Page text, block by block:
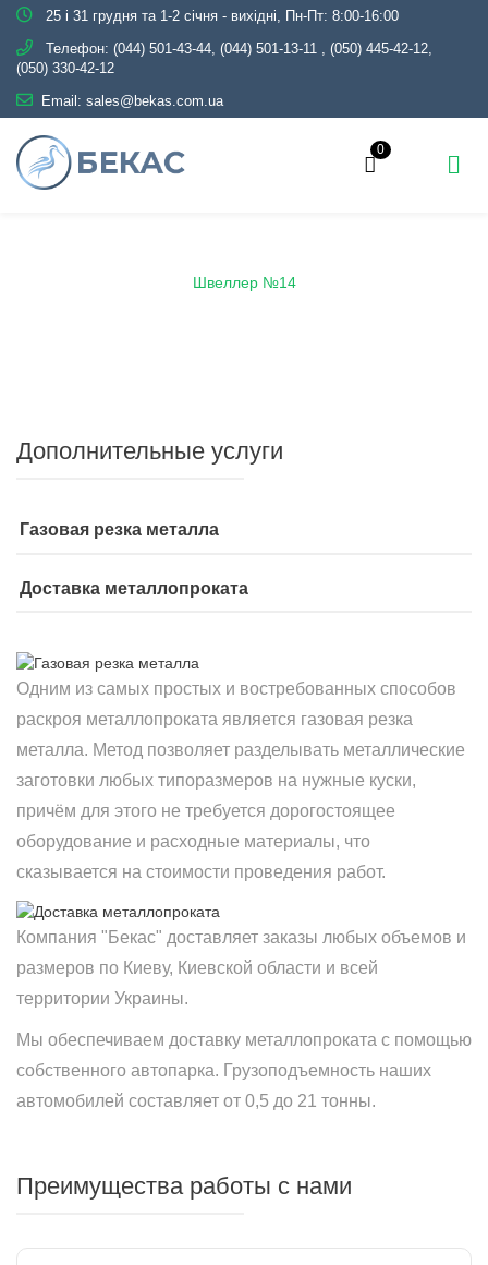
25 і 31 грудня та 1-2 січня - вихідні, Пн-Пт: 8:00-16:00
Телефон: (044) 501-43-44, (044) 501-13-11 , (050) 445-42-12,
(050) 330-42-12
Email: sales@bekas.com.ua
0
Швеллер №14
Дополнительные услуги
Газовая резка металла
Доставка металлопроката
Одним из самых простых и востребованных способов
раскроя металлопроката является газовая резка
металла. Метод позволяет разделывать металлические
заготовки любых типоразмеров на нужные куски,
причём для этого не требуется дорогостоящее
оборудование и расходные материалы, что
сказывается на стоимости проведения работ.
Компания "Бекас" доставляет заказы любых объемов и
размеров по Киеву, Киевской области и всей
территории Украины.
Мы обеспечиваем доставку металлопроката с помощью
собственного автопарка. Грузоподъемность наших
автомобилей составляет от 0,5 до 21 тонны.
Преимущества работы с нами